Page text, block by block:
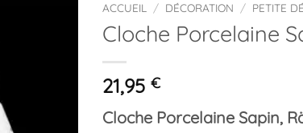
ACCUEIL / DÉCORATION / PETITE
Cloche Porcelaine
21,95 €
Cloche Porcelaine Sapin,